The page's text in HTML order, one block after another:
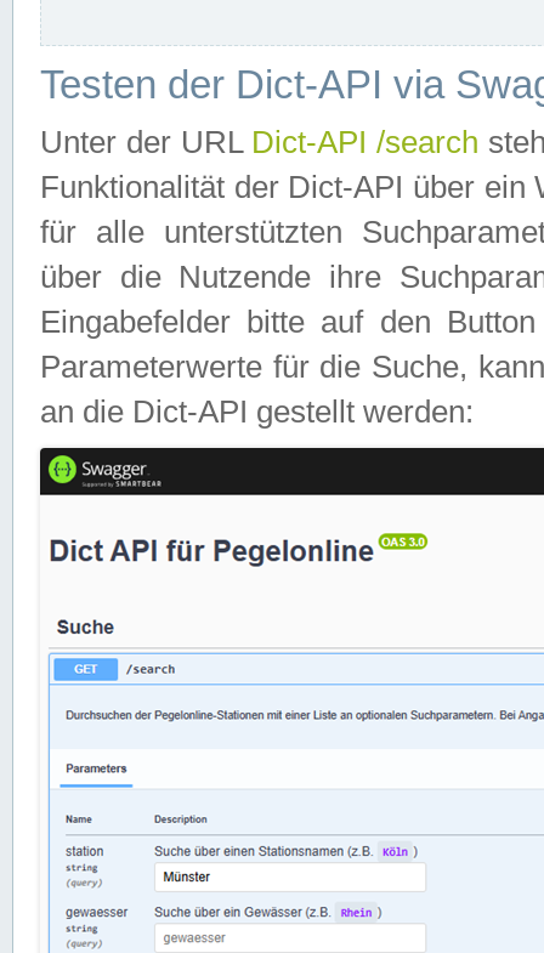
Testen der Dict-API via
Unter der URL Dict-API /search
Funktionalität der Dict-API über
für alle unterstützten
über die Nutzende ihre
Eingabefelder bitte auf den
Parameterwerte für die Suche,
an die Dict-API gestellt werden: